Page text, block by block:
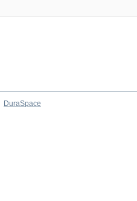
DuraSpace